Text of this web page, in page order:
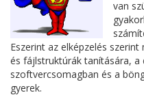
van
Eszerint az elképzelés
és fájlstruktúrák tanítására, a
szoftvercsomagban és a
gyerek.